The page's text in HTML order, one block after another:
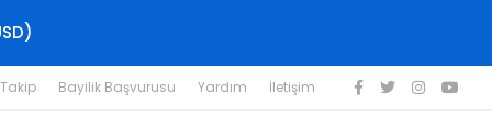
Bayilik Başvurusu Yardım İletişim